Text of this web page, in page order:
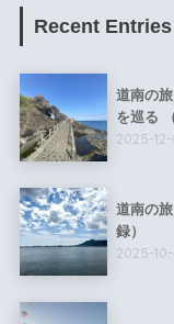
Recent Entries
道南の
を巡る
2025-
道南の
録）
2025-